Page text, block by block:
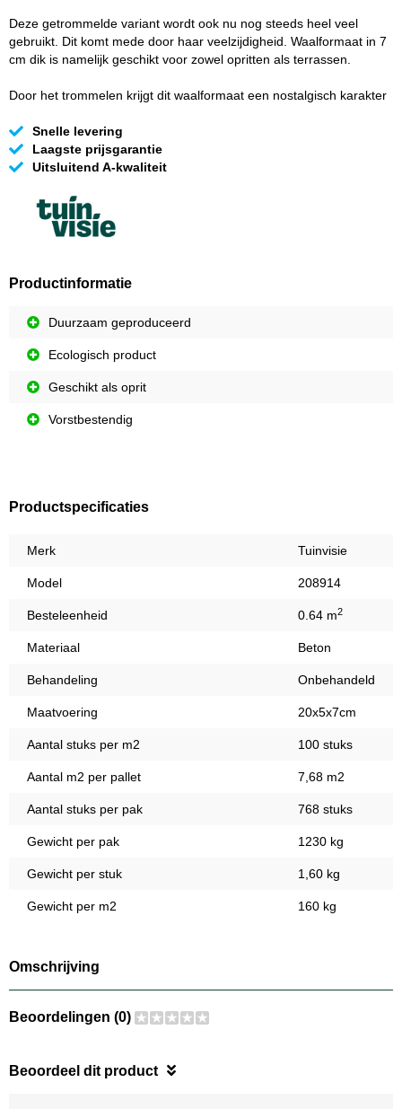
Deze getrommelde variant wordt ook nu nog steeds heel veel
gebruikt. Dit komt mede door haar veelzijdigheid. Waalformaat in 7
cm dik is namelijk geschikt voor zowel opritten als terrassen.
Door het trommelen krijgt dit waalformaat een nostalgisch karakter
Snelle levering
Laagste prijsgarantie
Uitsluitend A-kwaliteit
Productinformatie
Duurzaam geproduceerd
Ecologisch product
Geschikt als oprit
Vorstbestendig
Productspecificaties
Merk Tuinvisie
Model 208914
Besteleenheid 0.64 m2
Materiaal Beton
Behandeling Onbehandeld
Maatvoering 20x5x7cm
Aantal stuks per m2 100 stuks
Aantal m2 per pallet 7,68 m2
Aantal stuks per pak 768 stuks
Gewicht per pak 1230 kg
Gewicht per stuk 1,60 kg
Gewicht per m2 160 kg
Omschrijving
Beoordelingen (0)
Beoordeel dit product